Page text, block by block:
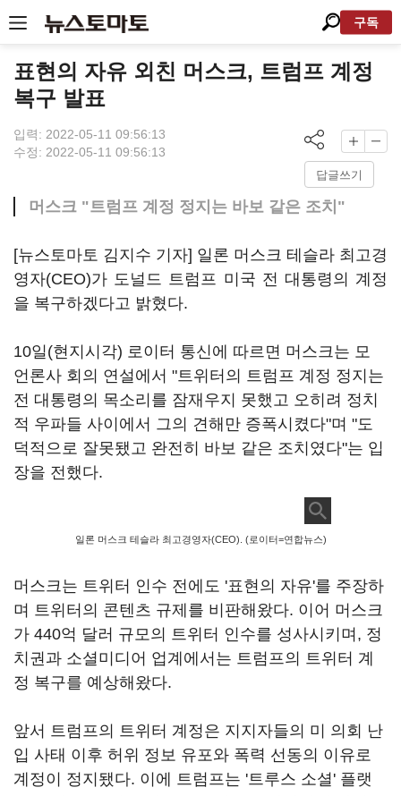
구독
표현의 자유 외친 머스크, 트럼프 계정
복구 발표
입력: 2022-05-11 09:56:13
수정: 2022-05-11 09:56:13
답글쓰기
머스크 "트럼프 계정 정지는 바보 같은 조치"
[뉴스토마토 김지수 기자] 일론 머스크 테슬라 최고경
영자(CEO)가 도널드 트럼프 미국 전 대통령의 계정
을 복구하겠다고 밝혔다.
10일(현지시각) 로이터 통신에 따르면 머스크는 모
언론사 회의 연설에서 "트위터의 트럼프 계정 정지는
전 대통령의 목소리를 잠재우지 못했고 오히려 정치
적 우파들 사이에서 그의 견해만 증폭시켰다"며 "도
덕적으로 잘못됐고 완전히 바보 같은 조치였다"는 입
장을 전했다.
일론 머스크 테슬라 최고경영자(CEO). (로이터=연합뉴스)
머스크는 트위터 인수 전에도 '표현의 자유'를 주장하
며 트위터의 콘텐츠 규제를 비판해왔다. 이어 머스크
가 440억 달러 규모의 트위터 인수를 성사시키며, 정
치권과 소셜미디어 업계에서는 트럼프의 트위터 계
정 복구를 예상해왔다.
앞서 트럼프의 트위터 계정은 지지자들의 미 의회 난
입 사태 이후 허위 정보 유포와 폭력 선동의 이유로
계정이 정지됐다. 이에 트럼프는 '트루스 소셜' 플랫